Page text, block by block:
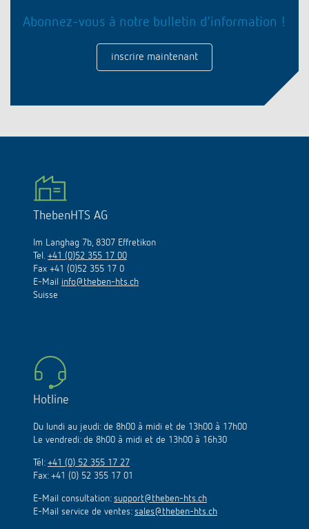
Abonnez-vous à notre bulletin d'information !
inscrire maintenant
ThebenHTS AG
Im Langhag 7b, 8307 Effretikon
Tel. +41 (0)52 355 17 00
Fax +41 (0)52 355 17 0
E-Mail info@theben-hts.ch
Suisse
Hotline
Du lundi au jeudi: de 8h00 à midi et de 13h00 à 17h00
Le vendredi: de 8h00 à midi et de 13h00 à 16h30
Tél: +41 (0) 52 355 17 27
Fax: +41 (0) 52 355 17 01
E-Mail consultation: support@theben-hts.ch
E-Mail service de ventes: sales@theben-hts.ch